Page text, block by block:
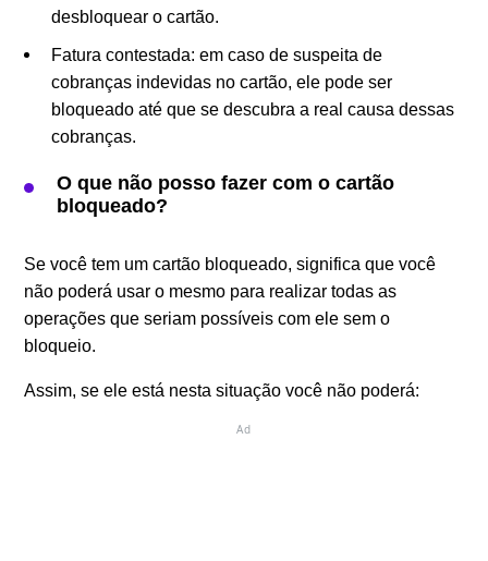
desbloquear o cartão.
Fatura contestada: em caso de suspeita de
cobranças indevidas no cartão, ele pode ser
bloqueado até que se descubra a real causa dessas
cobranças.
O que não posso fazer com o cartão
bloqueado?
Se você tem um cartão bloqueado, significa que você
não poderá usar o mesmo para realizar todas as
operações que seriam possíveis com ele sem o
bloqueio.
Assim, se ele está nesta situação você não poderá:
Ad